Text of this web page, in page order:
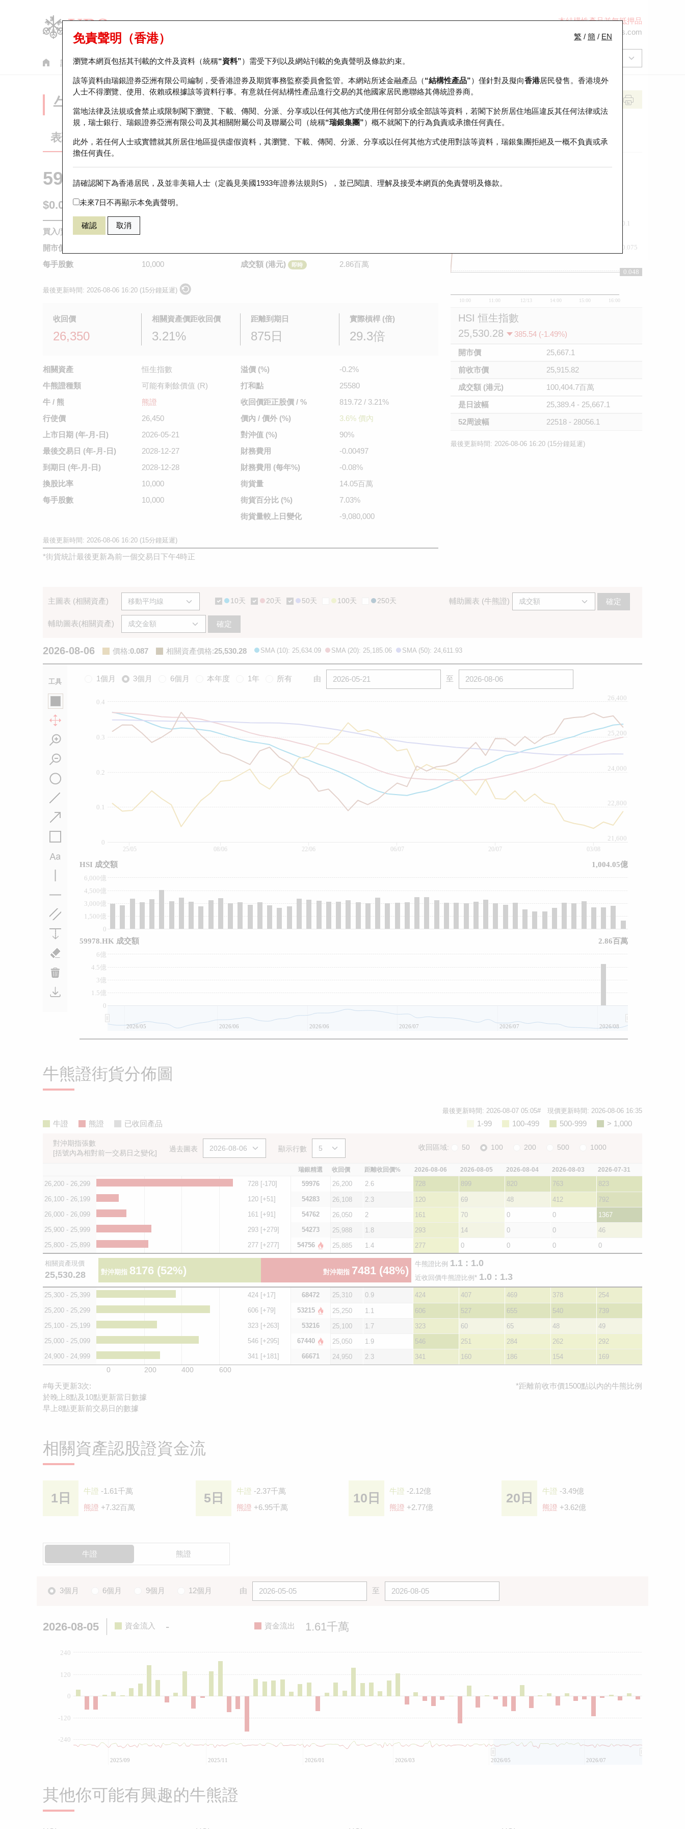
本結構性產品並無抵押品
ol-hkwarrants@ubs.com
認股證 牛熊證 美股指數產品 輪證市場統計 正股資料及市場統計 瑞銀輪證教室
繁 / 簡 / EN
免責聲明（香港）
瀏覽本網頁包括其刊載的文件及資料（統稱“資料”）需受下列以及網站刊載的免責聲明及條款約束。
該等資料由瑞銀證券亞洲有限公司編制，受香港證券及期貨事務監察委員會監管。本網站所述金融產品（“結構性產品”）僅針對及擬向香港居民發售。香港境外
人士不得瀏覽、使用、依賴或根據該等資料行事。有意就任何結構性產品進行交易的其他國家居民應聯絡其傳統證券商。
當地法律及法規或會禁止或限制閣下瀏覽、下載、傳閱、分派、分享或以任何其他方式使用任何部分或全部該等資料，若閣下於所居住地區違反其任何法律或法
規，瑞士銀行、瑞銀證券亞洲有限公司及其相關附屬公司及聯屬公司（統稱“瑞銀集團”）概不就閣下的行為負責或承擔任何責任。
此外，若任何人士或實體就其所居住地區提供虛假資料，其瀏覽、下載、傳閱、分派、分享或以任何其他方式使用對該等資料，瑞銀集團拒絕及一概不負責或承
擔任何責任。
請確認閣下為香港居民，及並非美籍人士（定義見美國1933年證券法規則S），並已閱讀、理解及接受本網頁的免責聲明及條款。
未來7日不再顯示本免責聲明。
確認 取消
牛熊證分析儀
表現 街貨統計 比較
59978 瑞銀熊證 HSI 恒生指數
$0.087 0.039 (+81.25%) 即時
買入/賣出價
開市價
每手股數
10,000
成交額 (港元)
即時 2.86百萬
最後更新時間: 2026-08-06 16:20 (15分鐘延遲)
收回價
26,350
相關資產價距收回價
3.21%
距離到期日
875日
實際槓桿 (倍)
29.3倍
相關資產
恒生指數
牛熊證種類
可能有剩餘價值 (R)
牛 / 熊
熊證
行使價
26,450
上市日期 (年-月-日)
2026-05-21
最後交易日 (年-月-日)
2028-12-27
到期日 (年-月-日)
2028-12-28
換股比率
10,000
每手股數
10,000
溢價 (%)
-0.2%
打和點
25580
收回價距正股價 / %
819.72 / 3.21%
價內 / 價外 (%)
3.6% 價內
對沖值 (%)
90%
財務費用
-0.00497
財務費用 (每年%)
-0.08%
街貨量
14.05百萬
街貨百分比 (%)
7.03%
街貨量較 上日變化 -9,080,000
最後更新時間: 2026-08-06 16:20 (15分鐘延遲)
*街貨統計最後更新為前一個交易日下午4時正
10:00 11:00 12/13 14:00 15:00 16:00
0.05
0.075
0.1
0.048
HSI 恒生指數
25,530.28
385.54 (-1.49%)
開市價
25,667.1
前收市價
25,915.82
成交額 (港元)
100,404.7百萬
是日波幅
25,389.4 - 25,667.1
52周波幅
22518 - 28056.1
最後更新時間: 2026-08-06 16:20 (15分鐘延遲)
主圖表 (相關資產) 10天 20天 50天 100天 250天 輔助圖表 (牛熊證) 確定
輔助圖表(相關資產) 確定
2026-08-06 價格:0.087 相關資產價格:25,530.28 SMA (10): 25,634.09 SMA (20): 25,185.06 SMA (50): 24,611.93
工具 1個月 3個月 6個月 本年度 1年 所有 由 至
0
0.1
0.2
0.3
0.4
21,600
22,800
24,000
25,200
26,400
0
1,500億
3,000億
4,500億
6,000億
0
1.5億
3億
4.5億
6億
25/05 08/06 22/06 06/07 20/07 03/08
2026/05 2026/06 2026/06 2026/07 2026/07 2026/08
HSI 成交額 1,004.05億
59978.HK 成交額 2.86百萬
牛熊證街貨分佈圖
最後更新時間: 2026-08-07 05:05# 現價更新時間: 2026-08-06 16:35
牛證 熊證 已收回產品 > 1,000
500-999
100-499
1-99
對沖期指張數
[括號內為相對前一交易日之變化]
過去圖表 顯示行數 收回區域: 50 100 200 500 1000
瑞銀精選 收回價 距離收回價% 2026-08-06 2026-08-05 2026-08-04 2026-08-03 2026-07-31
26,200 - 26,299 728 [-170] 59976 26,200 2.6 728 899 820 763
823
26,100 - 26,199
120 [+51] 54283 26,108 2.3 120 69 48 412
792
26,000 - 26,099
161 [+91] 54762 26,050 2 161 70 0 0
1367
25,900 - 25,999
293 [+279] 54273 25,988 1.8 293 14 0 0
46
25,800 - 25,899
277 [+277] 54756 25,885 1.4 277 0 0 0 0
相關資產現價
25,530.28 對沖期指 8176 (52%) 對沖期指 7481 (48%)
牛熊證比例 1.1 : 1.0
近收回價牛熊證比例* 1.0 : 1.3
25,300 - 25,399 424 [+17] 68472 25,310 0.9 424 407 469 378
254
25,200 - 25,299
606 [+79] 53215 25,250 1.1 606 527 655 540
739
25,100 - 25,199
323 [+263] 53216 25,100 1.7 323 60 65 48
49
25,000 - 25,099
546 [+295] 67440 25,050 1.9 546 251 284 262
292
24,900 - 24,999
341 [+181] 66671 24,950 2.3 341 160 186 154 169
0 200 400 600
#每天更新3次:
於晚上8點及10點更新當日數據
早上8點更新前交易日的數據
*距離前收巿價1500點以內的牛熊比例
相關資產認股證資金流
1日 牛證 -1.61千萬
熊證 +7.32百萬
5日 牛證 -2.37千萬
熊證 +6.95千萬
10日 牛證 -2.12億
熊證 +2.77億
20日 牛證 -3.49億
熊證 +3.62億
牛證 熊證
3個月 6個月 9個月 12個月 由 至
2026-08-05 資金流入 - 資金流出 1.61千萬
0
-240
-120
120
240
2025/09 2025/11 2026/01 2026/03 2026/05 2026/07
其他你可能有興趣的牛熊證